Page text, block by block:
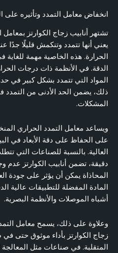
انخفاض معامل التمدد وتأثيره على
تشتهر أنابيب زجاج الكوارتز
يعني أنها تتمدد وتنكمش قليلًا جدًا
الحرارة. هذه الخاصية مهمة للغاية
الدقة. في الأنظمة ذات درجات
المواد التي تتمدد بشكل كبير في
ذلك، يضمن الحد الأدنى من التمدد
المشكلات.
ويساعد معامل التمدد الحراري
على الحفاظ على دقة الأبعاد في
العالية. بالنسبة للصناعات التي
دقيقة، تضمن أنابيب الكوارتز عدم
المحاذاة يمكن أن يؤثر على جودة
المادة المفضلة للتطبيقات عالية
أشباه الموصلات والأنظمة البصرية.
وعلاوة على ذلك، يسمح معامل
زجاج الكوارتز بأداء موثوق حتى
المتقلبة. في صناعات مثل المعالجة